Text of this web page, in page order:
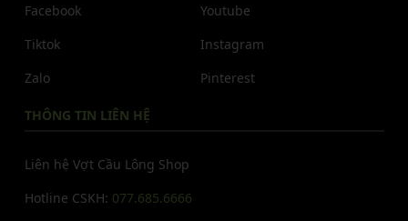
Facebook
Tiktok
Zalo
Youtube
Instagram
Pinterest
THÔNG TIN LIÊN HỆ
Liên hệ Vợt Cầu Lông Shop
Hotline CSKH: 077.685.6666